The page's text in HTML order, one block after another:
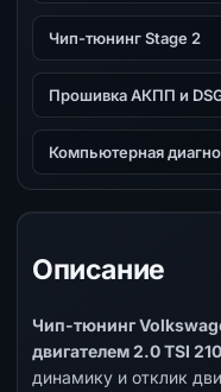
Чип-тюнинг Stage 2
Прошивка АКПП и
Компьютерная
Описание
Чип-тюнинг
двигателем 2.0 TSI
динамику и отклик